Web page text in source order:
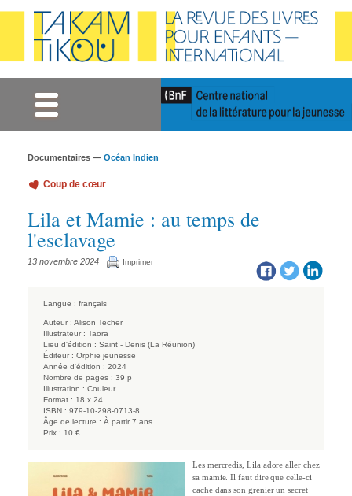
Documentaires — Océan Indien
Coup de cœur
Lila et Mamie : au temps de
l'esclavage
13 novembre 2024 Imprimer
Langue : français
Auteur : Alison Techer
Illustrateur : Taora
Lieu d'édition : Saint - Denis (La Réunion)
Éditeur : Orphie jeunesse
Année d'édition : 2024
Nombre de pages : 39 p
Illustration : Couleur
Format : 18 x 24
ISBN : 979-10-298-0713-8
Âge de lecture : À partir 7 ans
Prix : 10 €
Les mercredis, Lila adore aller chez
sa mamie. Il faut dire que celle-ci
cache dans son grenier un secret